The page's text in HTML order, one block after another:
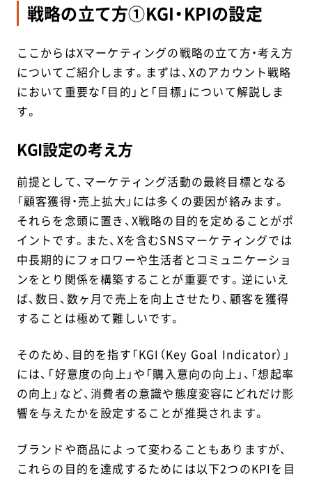
戦略の立て方①KGI・KPIの設定
ここからはXマーケティングの戦略の立て方・考え方
についてご紹介します。まずは、Xのアカウント戦略
において重要な「目的」と「目標」について解説しま
す。
KGI設定の考え方
前提として、マーケティング活動の最終目標となる
「顧客獲得・売上拡大」には多くの要因が絡みます。
それらを念頭に置き、X戦略の目的を定めることがポ
イントです。また、Xを含むSNSマーケティングでは
中長期的にフォロワーや生活者とコミュニケーショ
ンをとり関係を構築することが重要です。逆にいえ
ば、数日、数ヶ月で売上を向上させたり、顧客を獲得
することは極めて難しいです。
そのため、目的を指す「KGI（Key Goal Indicator）」
には、「好意度の向上」や「購入意向の向上」、「想起率
の向上」など、消費者の意識や態度変容にどれだけ影
響を与えたかを設定することが推奨されます。
ブランドや商品によって変わることもありますが、
これらの目的を達成するためには以下2つのKPIを目